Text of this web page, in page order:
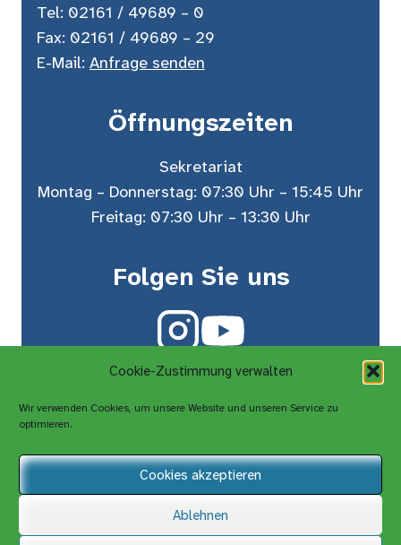
Cookie-Zustimmung verwalten
Wir verwenden Cookies, um unsere Website und unseren Service zu
optimieren.
Cookies akzeptieren
Ablehnen
Tel: 02161 / 49689 – 0
Fax: 02161 / 49689 – 29
E-Mail: Anfrage senden
Öffnungszeiten
Sekretariat
Montag – Donnerstag: 07:30 Uhr – 15:45 Uhr
Freitag: 07:30 Uhr – 13:30 Uhr
Folgen Sie uns